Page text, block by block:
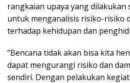
rangkaian upaya yang dilakukan
untuk menganalisis risiko-risiko
terhadap kehidupan dan
“Bencana tidak akan bisa kita
dapat mengurangi risiko dan
sendiri. Dengan pelakukan